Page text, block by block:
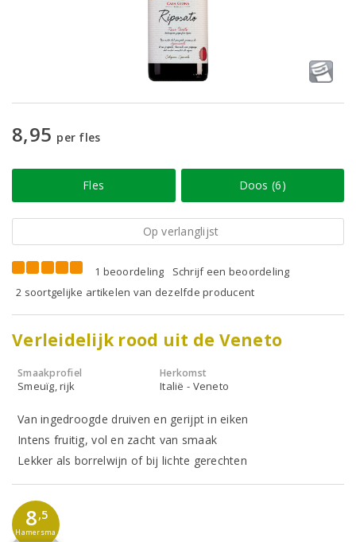
8,95 per fles
Fles Doos (6)
Op verlanglijst
1 beoordeling
Schrijf een beoordeling
2 soortgelijke artikelen van dezelfde producent
Verleidelijk rood uit de Veneto
Smaakprofiel
Smeuïg, rijk
Herkomst
Italië - Veneto
Van ingedroogde druiven en gerijpt in eiken
Intens fruitig, vol en zacht van smaak
Lekker als borrelwijn of bij lichte gerechten
8,5
Hamersma